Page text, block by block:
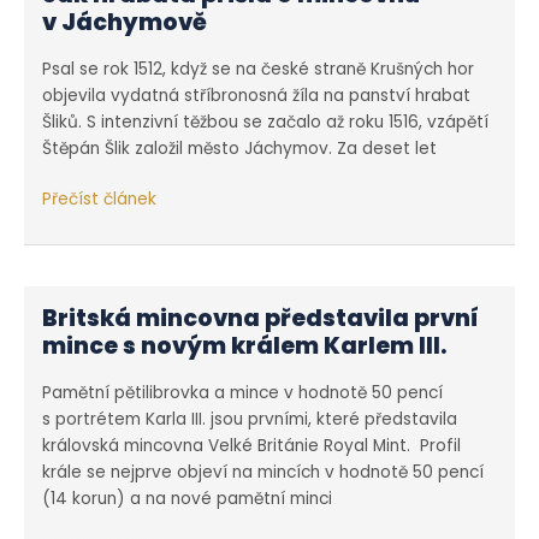
v Jáchymově
Psal se rok 1512, když se na české straně Krušných hor
objevila vydatná stříbronosná žíla na panství hrabat
Šliků. S intenzivní těžbou se začalo až roku 1516, vzápětí
Štěpán Šlik založil město Jáchymov. Za deset let
Jak
přišla
v Jáchymově
Přečíst článek
Britská mincovna představila první
mince s novým králem Karlem III.
Pamětní pětilibrovka a mince v hodnotě 50 pencí
s portrétem Karla III. jsou prvními, které představila
královská mincovna Velké Británie Royal Mint. Profil
krále se nejprve objeví na mincích v hodnotě 50 pencí
(14 korun) a na nové pamětní minci